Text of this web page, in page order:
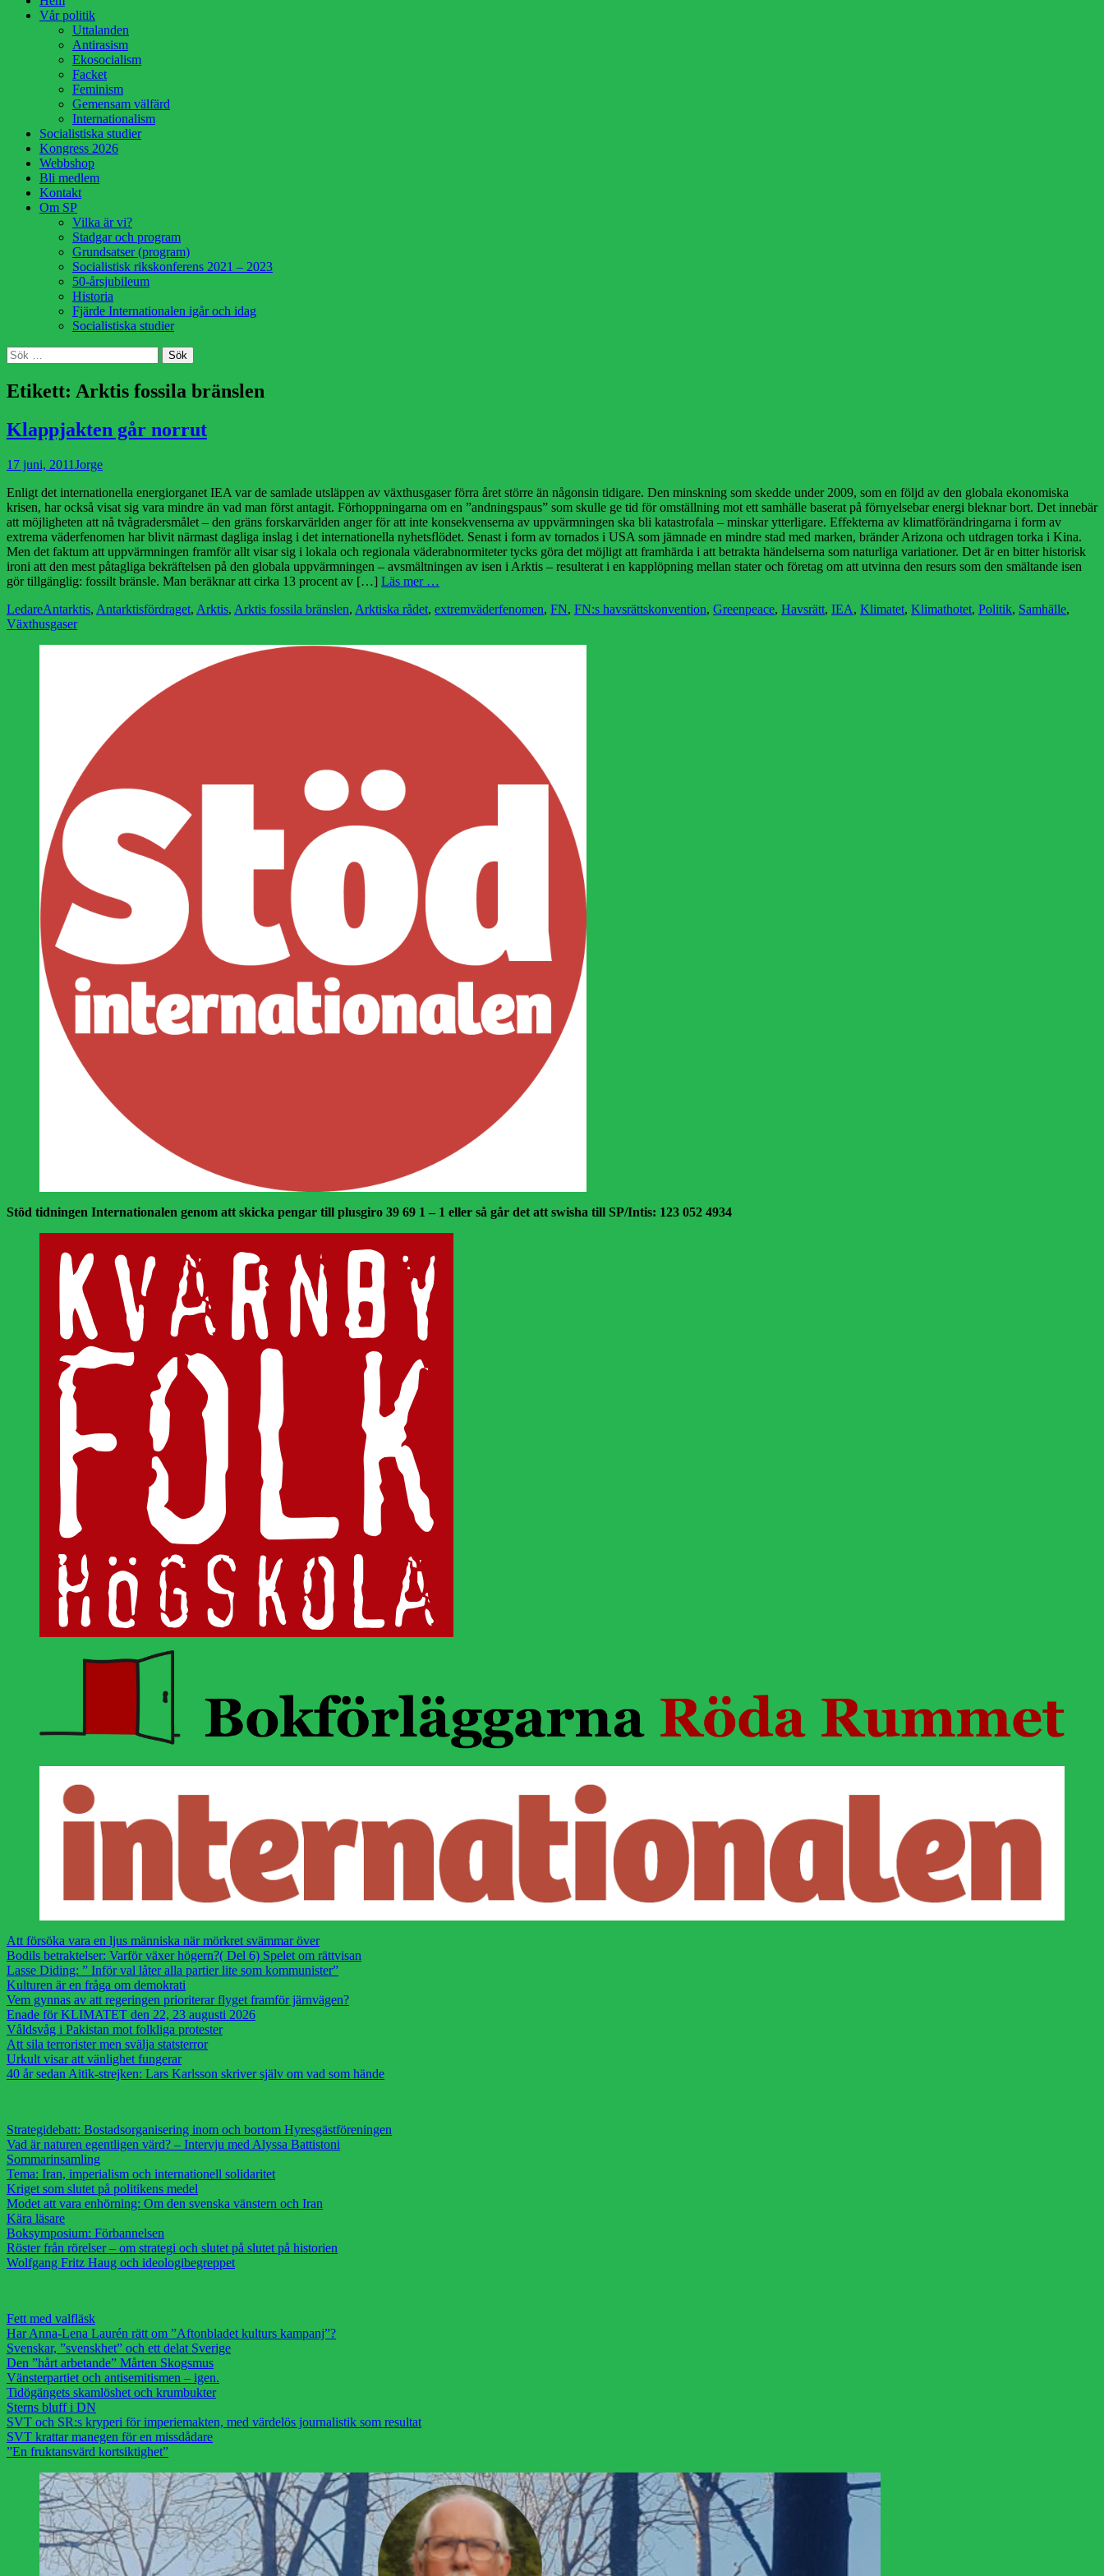
Vår politik
Uttalanden
Antirasism
Ekosocialism
Facket
Feminism
Gemensam välfärd
Internationalism
Socialistiska studier
Kongress 2026
Webbshop
Bli medlem
Kontakt
Om SP
Vilka är vi?
Stadgar och program
Grundsatser (program)
Socialistisk rikskonferens 2021 – 2023
50-årsjubileum
Historia
Fjärde Internationalen igår och idag
Socialistiska studier
Sök
Sök
efter:
Etikett: Arktis fossila bränslen
Klappjakten går norrut
Publicerad
17 juni, 2011 Författare
Jorge
Enligt det internationella energiorganet IEA var de samlade utsläppen av växthusgaser förra året större än någonsin tidigare. Den minskning som skedde under 2009, som en följd av den globala ekonomiska
krisen, har också visat sig vara mindre än vad man först antagit. Förhoppningarna om en ”andningspaus” som skulle ge tid för omställning mot ett samhälle baserat på förnyelsebar energi bleknar bort. Det innebär
att möjligheten att nå tvågradersmålet – den gräns forskarvärlden anger för att inte konsekvenserna av uppvärmningen ska bli katastrofala – minskar ytterligare. Effekterna av klimatförändringarna i form av
extrema väderfenomen har blivit närmast dagliga inslag i det internationella nyhetsflödet. Senast i form av tornados i USA som jämnade en mindre stad med marken, bränder Arizona och utdragen torka i Kina.
Men det faktum att uppvärmningen framför allt visar sig i lokala och regionala väderabnormiteter tycks göra det möjligt att framhärda i att betrakta händelserna som naturliga variationer. Det är en bitter historisk
ironi att den mest påtagliga bekräftelsen på den globala uppvärmningen – avsmältningen av isen i Arktis – resulterat i en kapplöpning mellan stater och företag om att utvinna den resurs som den smältande isen
gör tillgänglig: fossilt bränsle. Man beräknar att cirka 13 procent av […] Läs mer …
Kategorier
LedareEtiketter
Antarktis, Antarktisfördraget, Arktis, Arktis fossila bränslen, Arktiska rådet, extremväderfenomen, FN, FN:s havsrättskonvention, Greenpeace, Havsrätt, IEA, Klimatet, Klimathotet, Politik, Samhälle,
Växthusgaser
Stöd tidningen Internationalen genom att skicka pengar till plusgiro 39 69 1 – 1 eller så går det att swisha till SP/Intis: 123 052 4934
Att försöka vara en ljus människa när mörkret svämmar över
Bodils betraktelser: Varför växer högern?( Del 6) Spelet om rättvisan
Lasse Diding: ” Inför val låter alla partier lite som kommunister”
Kulturen är en fråga om demokrati
Vem gynnas av att regeringen prioriterar flyget framför järnvägen?
Enade för KLIMATET den 22, 23 augusti 2026
Våldsvåg i Pakistan mot folkliga protester
Att sila terrorister men svälja statsterror
Urkult visar att vänlighet fungerar
40 år sedan Aitik-strejken: Lars Karlsson skriver själv om vad som hände
Strategidebatt: Bostadsorganisering inom och bortom Hyresgästföreningen
Vad är naturen egentligen värd? – Intervju med Alyssa Battistoni
Sommarinsamling
Tema: Iran, imperialism och internationell solidaritet
Kriget som slutet på politikens medel
Modet att vara enhörning: Om den svenska vänstern och Iran
Kära läsare
Boksymposium: Förbannelsen
Röster från rörelser – om strategi och slutet på slutet på historien
Wolfgang Fritz Haug och ideologibegreppet
Fett med valfläsk
Har Anna-Lena Laurén rätt om ”Aftonbladet kulturs kampanj”?
Svenskar, ”svenskhet” och ett delat Sverige
Den ”hårt arbetande” Mårten Skogsmus
Vänsterpartiet och antisemitismen – igen.
Tidögängets skamlöshet och krumbukter
Sterns bluff i DN
SVT och SR:s kryperi för imperiemakten, med värdelös journalistik som resultat
SVT krattar manegen för en missdådare
”En fruktansvärd kortsiktighet”